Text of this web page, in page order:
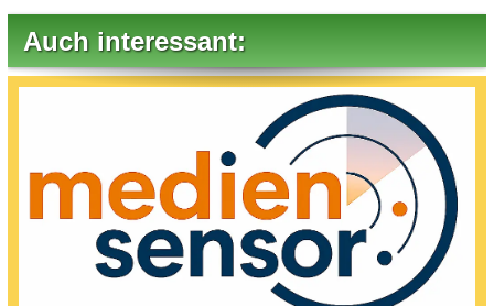
Auch interessant: